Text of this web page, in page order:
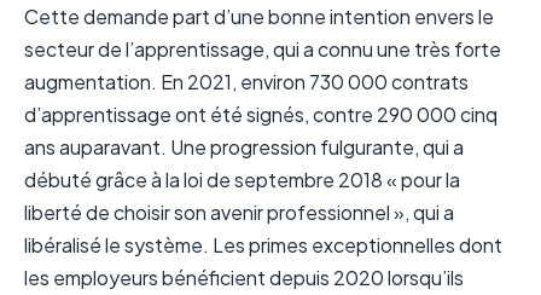
Cette demande part d’une bonne intention envers le
secteur de l’apprentissage, qui a connu une très forte
augmentation. En 2021, environ 730 000 contrats
d’apprentissage ont été signés, contre 290 000 cinq
ans auparavant. Une progression fulgurante, qui a
débuté grâce à la loi de septembre 2018 « pour la
liberté de choisir son avenir professionnel », qui a
libéralisé le système. Les primes exceptionnelles dont
les employeurs bénéficient depuis 2020 lorsqu’ils